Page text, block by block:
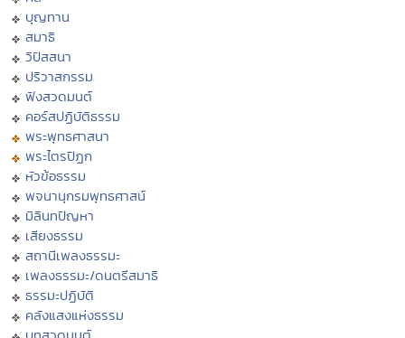
บุญทาน
สมาธิ
วิปัสสนา
ปริวาสกรรม
ฟังสวดมนต์
คอร์สปฏิบัติธรรม
พระพุทธศาสนา
พระไตรปิฏก
หัวข้อธรรม
พจนานุกรมพุทธศาสน์
มิลินทปัญหา
เสียงธรรม
สถานีเพลงธรรมะ
เพลงธรรมะ/ดนตรีสมาธิ
ธรรมะปฏิบัติ
คลังแสงแห่งธรรม